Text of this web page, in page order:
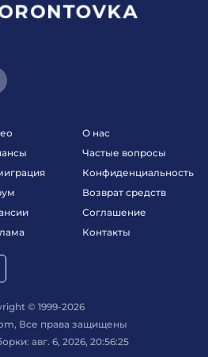
О нас
Частые вопросы
Конфиденциальность
Возврат средств
Соглашение
Контакты
© 1999-2026
Все права защищены
авг. 6, 2026, 20:56:25